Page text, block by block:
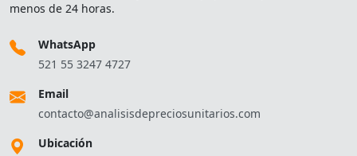
menos de 24 horas.
WhatsApp
521 55 3247 4727
Email
contacto@analisisdepreciosunitarios.com
Ubicación